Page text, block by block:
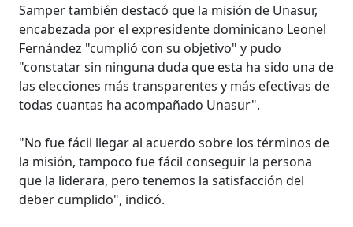
Samper también destacó que la misión de Unasur,
encabezada por el expresidente dominicano Leonel
Fernández "cumplió con su objetivo" y pudo
"constatar sin ninguna duda que esta ha sido una de
las elecciones más transparentes y más efectivas de
todas cuantas ha acompañado Unasur".
"No fue fácil llegar al acuerdo sobre los términos de
la misión, tampoco fue fácil conseguir la persona
que la liderara, pero tenemos la satisfacción del
deber cumplido", indicó.